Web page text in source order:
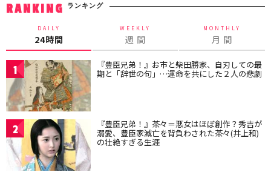
RANKING ランキング
DAILY
24時間
WEEKLY
週 間
MONTHLY
月 間
1 『豊臣兄弟！』お市と柴田勝家、自刃しての最
期と「辞世の句」…運命を共にした２人の悲劇
2 『豊臣兄弟！』茶々＝悪女はほぼ創作？秀吉が
溺愛、豊臣家滅亡を背負わされた茶々(井上和)
の壮絶すぎる生涯